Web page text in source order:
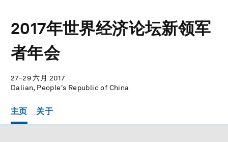
2017年世界经济论坛新领军
者年会
27–29 六月 2017
Dalian, People's Republic of China
主页 关于